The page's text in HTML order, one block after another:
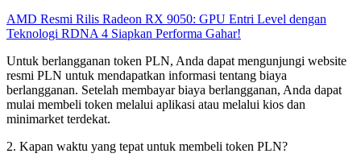
AMD Resmi Rilis Radeon RX 9050: GPU Entri Level dengan
Teknologi RDNA 4 Siapkan Performa Gahar!
Untuk berlangganan token PLN, Anda dapat mengunjungi website
resmi PLN untuk mendapatkan informasi tentang biaya
berlangganan. Setelah membayar biaya berlangganan, Anda dapat
mulai membeli token melalui aplikasi atau melalui kios dan
minimarket terdekat.
2. Kapan waktu yang tepat untuk membeli token PLN?